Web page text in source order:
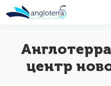
центр